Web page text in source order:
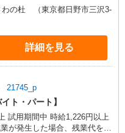
す。
わの杜 （東京都日野市三沢3-
詳細を見る
21745_p
ト・パート】
上